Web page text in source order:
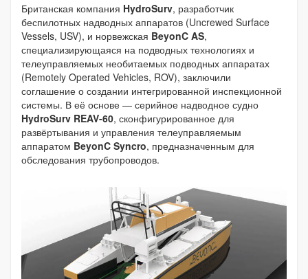
Британская компания HydroSurv, разработчик
беспилотных надводных аппаратов (Uncrewed Surface
Vessels, USV), и норвежская BeyonC AS,
специализирующаяся на подводных технологиях и
телеуправляемых необитаемых подводных аппаратах
(Remotely Operated Vehicles, ROV), заключили
соглашение о создании интегрированной инспекционной
системы. В её основе — серийное надводное судно
HydroSurv REAV-60, сконфигурированное для
развёртывания и управления телеуправляемым
аппаратом BeyonC Syncro, предназначенным для
обследования трубопроводов.